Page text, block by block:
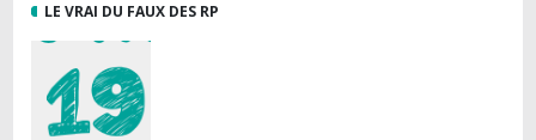
LE VRAI DU FAUX DES RP